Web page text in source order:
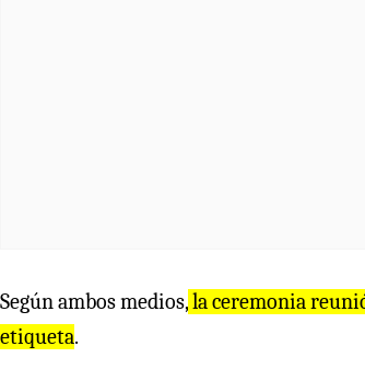
Según ambos medios,la ceremonia
etiqueta.